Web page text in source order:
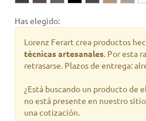
Has elegido:
Lorenz Ferart crea productos
técnicas artesanales. Por esta
retrasarse. Plazos de entrega:
¿Está buscando un producto de el
no está presente en nuestro
una cotización.